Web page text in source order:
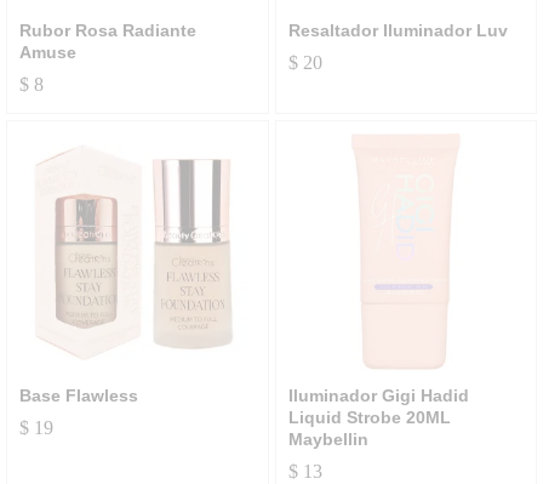
Rubor Rosa Radiante
Amuse
$ 8
Resaltador Iluminador Luv
$20
Base Flawless
$ 19
Iluminador Gigi Hadid
Liquid Strobe 20ML
Maybellin
$13